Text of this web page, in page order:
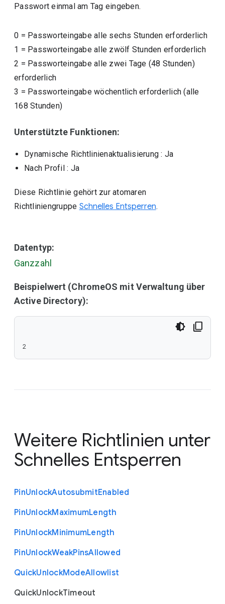
Passwort einmal am Tag eingeben.
0 = Passworteingabe alle sechs Stunden erforderlich
1 = Passworteingabe alle zwölf Stunden erforderlich
2 = Passworteingabe alle zwei Tage (48 Stunden)
erforderlich
3 = Passworteingabe wöchentlich erforderlich (alle
168 Stunden)
Unterstützte Funktionen:
Dynamische Richtlinienaktualisierung : Ja
Nach Profil : Ja
Diese Richtlinie gehört zur atomaren
Richtliniengruppe Schnelles Entsperren.
Datentyp:
Ganzzahl
Beispielwert (ChromeOS mit Verwaltung über
Active Directory):
2
Weitere Richtlinien unter
Schnelles Entsperren
PinUnlockAutosubmitEnabled
PinUnlockMaximumLength
PinUnlockMinimumLength
PinUnlockWeakPinsAllowed
QuickUnlockModeAllowlist
QuickUnlockTimeout